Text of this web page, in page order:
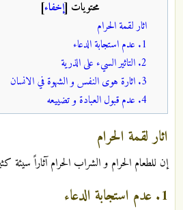
محتويات [إخفاء]
اثار لقمة الحرام
1. عدم استجابة الدعاء
2. التاثير السيء على الذرية
3. اثارة هوى النفس و الشهوة في الانسان
4. عدم قبول العبادة و تضييعه
اثار لقمة الحرام
إن للطعام الحرام و الشراب الحرام آثاراً سيئة
1. عدم استجابة الدعاء